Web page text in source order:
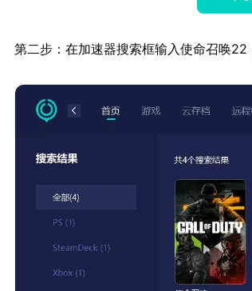
第二步：在加速器搜索框输入使命召唤22